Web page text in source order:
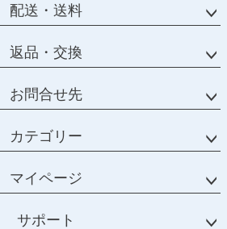
配送・送料
返品・交換
お問合せ先
カテゴリー
マイページ
サポート